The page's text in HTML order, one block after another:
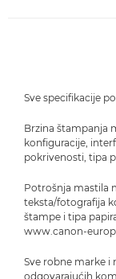
Sve specifikacije
Brzina štampanja
konfiguracije,
pokrivenosti, tipa
Potrošnja mastila
teksta/fotografija
štampe i tipa
www.canon-
Sve robne marke i
odgovarajućih